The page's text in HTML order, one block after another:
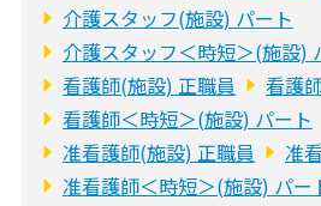
介護スタッフ(施設) パート
介護スタッフ＜時短＞(施設)
看護師(施設) 正職員
看護
看護師＜時短＞(施設) パート
准看護師(施設) 正職員
准
准看護師＜時短＞(施設) パー